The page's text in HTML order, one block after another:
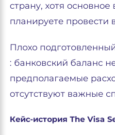
страну, хотя
планируете провести
Плохо
: банковский баланс
предполагаемые
отсутствуют важные
Кейс-история The Visa